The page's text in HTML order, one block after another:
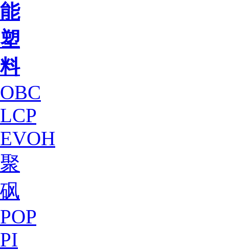
能
塑
料
OBC
LCP
EVOH
聚
砜
POP
PI